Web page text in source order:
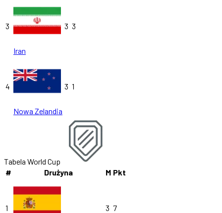
3
Iran
3 3
4
Nowa Zelandia
3 1
Tabela World Cup
#
Drużyna M Pkt
1 3 7